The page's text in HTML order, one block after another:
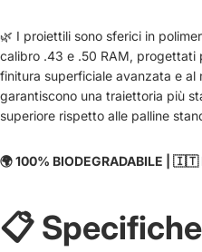
🌿 I proiettili sono sferici in
calibro .43 e .50 RAM, progettati
finitura superficiale avanzata e al
garantiscono una traiettoria più
superiore rispetto alle palline
🌍 100% BIODEGRADABILE | 🇮🇹
📋